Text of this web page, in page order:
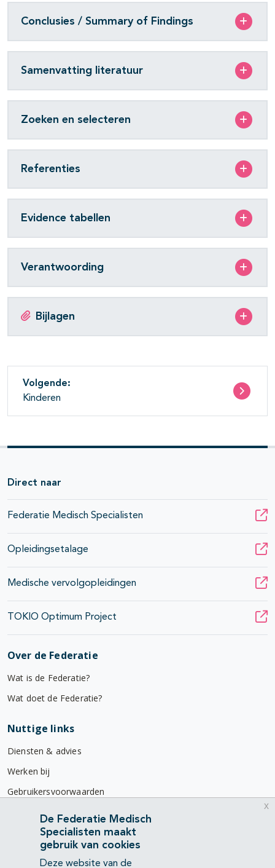
Conclusies / Summary of Findings
Samenvatting literatuur
Zoeken en selecteren
Referenties
Evidence tabellen
Verantwoording
Bijlagen
Volgende:
Kinderen
Direct naar
Federatie Medisch Specialisten
Opleidingsetalage
Medische vervolgopleidingen
TOKIO Optimum Project
Over de Federatie
Wat is de Federatie?
Wat doet de Federatie?
Nuttige links
Diensten & advies
Werken bij
Gebruikersvoorwaarden
Privacyverklaring
Contact
Mercatorlaan 1200
De Federatie Medisch
Specialisten maakt
gebruik van cookies
Deze website van de
x